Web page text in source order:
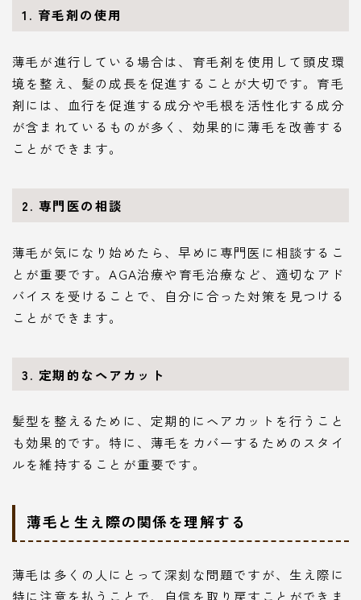
1. 育毛剤の使用
薄毛が進行している場合は、育毛剤を使用して頭皮環
境を整え、髪の成長を促進することが大切です。育毛
剤には、血行を促進する成分や毛根を活性化する成分
が含まれているものが多く、効果的に薄毛を改善する
ことができます。
2. 専門医の相談
薄毛が気になり始めたら、早めに専門医に相談するこ
とが重要です。AGA治療や育毛治療など、適切なアド
バイスを受けることで、自分に合った対策を見つける
ことができます。
3. 定期的なヘアカット
髪型を整えるために、定期的にヘアカットを行うこと
も効果的です。特に、薄毛をカバーするためのスタイ
ルを維持することが重要です。
薄毛と生え際の関係を理解する
薄毛は多くの人にとって深刻な問題ですが、生え際に
特に注意を払うことで、自信を取り戻すことができま